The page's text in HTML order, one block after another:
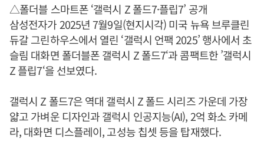
△폴더블 스마트폰 ‘갤럭시 Z 폴드7·플립7’ 공개
삼성전자가 2025년 7월9일(현지시각) 미국 뉴욕 브루클린
듀갈 그린하우스에서 열린 ‘갤럭시 언팩 2025’ 행사에서 초
슬림 대화면 폴더블폰 갤럭시 Z 폴드7‘과 콤팩트한 ’갤럭시
Z 플립7‘을 선보였다.
갤럭시 Z 폴드7은 역대 갤럭시 Z 폴드 시리즈 가운데 가장
얇고 가벼운 디자인과 갤럭시 인공지능(AI), 2억 화소 카메
라, 대화면 디스플레이, 고성능 칩셋 등을 탑재했다.